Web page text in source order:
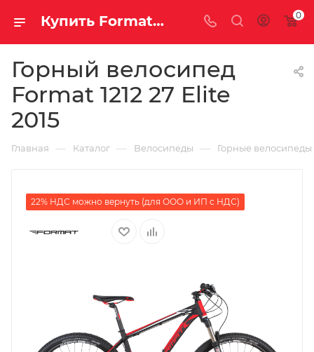
Купить Format 1212 27 Elite 2015 за рублей, а со скидкой 0
Горный велосипед
Format 1212 27 Elite
2015
Главная — Каталог — Велосипеды — Горные велосипеды
22% НДС можно вернуть (для ООО и ИП с НДС)